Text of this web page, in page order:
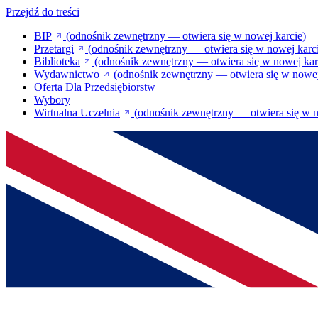
Przejdź do treści
BIP
(odnośnik zewnętrzny — otwiera się w nowej karcie)
Przetargi
(odnośnik zewnętrzny — otwiera się w nowej
Biblioteka
(odnośnik zewnętrzny — otwiera się w nowej
Wydawnictwo
(odnośnik zewnętrzny — otwiera się w
Oferta Dla Przedsiębiorstw
Wybory
Wirtualna Uczelnia
(odnośnik zewnętrzny — otwiera się w